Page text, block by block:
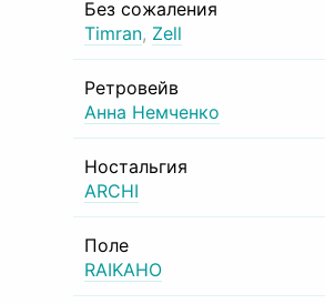
Без сожаления
Timran, Zell
Ретровейв
Анна Немченко
Ностальгия
ARCHI
Поле
RAIKAHO